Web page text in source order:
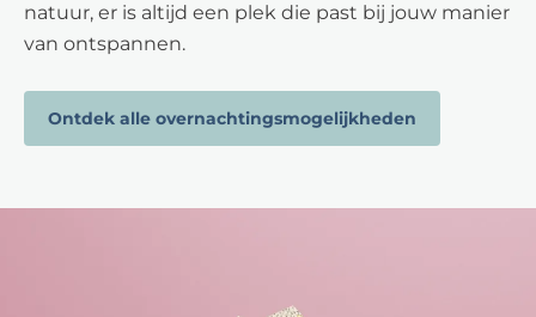
natuur, er is altijd een plek die past bij jouw manier
van ontspannen.
Ontdek alle overnachtingsmogelijkheden